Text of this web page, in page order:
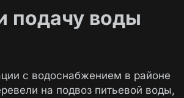
подачу воды
с водоснабжением в районе
на подвоз питьевой воды,